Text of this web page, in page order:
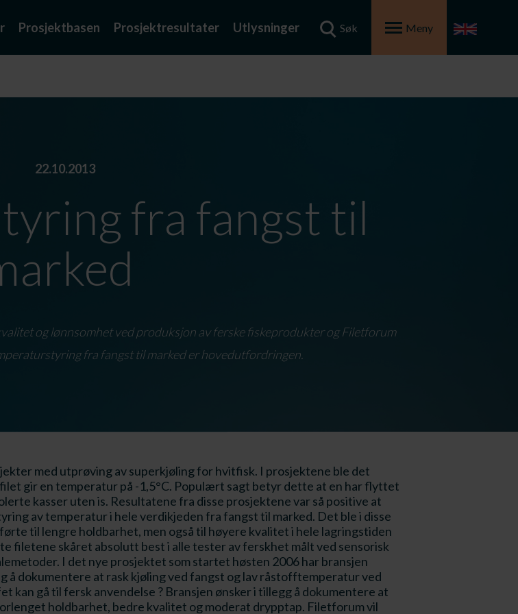
Prosjektbasen Prosjektresultater Utlysninger Søk Meny
22.10.2013
fra fangst til
og lønnsomhet ved produksjon av ferske fiskeprodukter og Filetforum
fra fangst til marked er hovedutfordringen.
med utprøving av superkjøling for hvitfisk. I prosjektene ble det
gir en temperatur på -1,5°C. Populært sagt betyr dette at en har flyttet
kasser uten is. Resultatene fra disse prosjektene var så positive at
av temperatur i hele verdikjeden fra fangst til marked. Det ble i disse
til lengre holdbarhet, men også til høyere kvalitet i hele lagringstiden
filetene skåret absolutt best i alle tester av ferskhet målt ved sensorisk
I det nye prosjektet som startet høsten 2006 har bransjen
dokumentere at rask kjøling ved fangst og lav råstofftemperatur ved
kan gå til fersk anvendelse ? Bransjen ønsker i tillegg å dokumentere at
holdbarhet, bedre kvalitet og moderat drypptap. Filetforum vil